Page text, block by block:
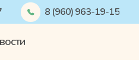
8 (960) 963-19-15